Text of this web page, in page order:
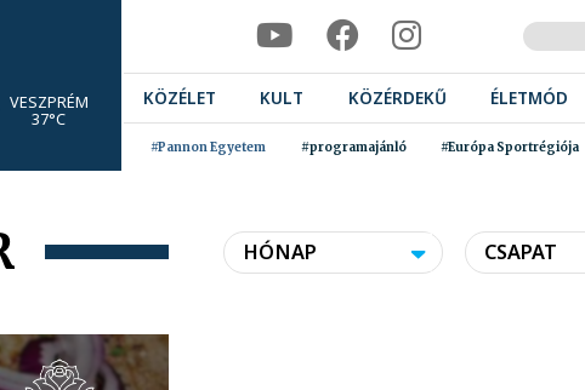
VESZPRÉM
37°C
KÖZÉLET KULT KÖZÉRDEKŰ ÉLETMÓD
#Pannon Egyetem #programajánló #Európa Sportrégiója
HÓNAP CSAPAT